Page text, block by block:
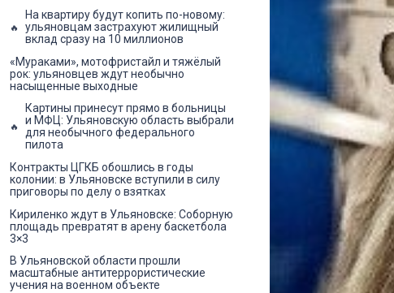
На квартиру будут копить по-новому:
ульяновцам застрахуют жилищный
вклад сразу на 10 миллионов
«Мураками», мотофристайл и тяжёлый
рок: ульяновцев ждут необычно
насыщенные выходные
Картины принесут прямо в больницы
и МФЦ: Ульяновскую область выбрали
для необычного федерального
пилота
Контракты ЦГКБ обошлись в годы
колонии: в Ульяновске вступили в силу
приговоры по делу о взятках
Кириленко ждут в Ульяновске: Соборную
площадь превратят в арену баскетбола
3×3
В Ульяновской области прошли
масштабные антитеррористические
учения на военном объекте